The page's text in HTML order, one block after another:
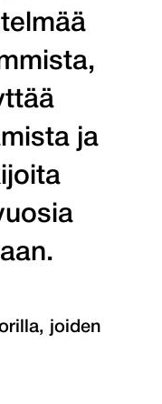
ja
joiden